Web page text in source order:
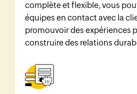
complète et flexible, vous
équipes en contact avec la
promouvoir des expériences
construire des relations